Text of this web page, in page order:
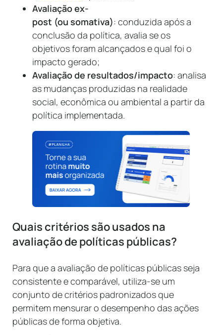
Avaliação ex-
post (ou somativa): conduzida após a
conclusão da política, avalia se os
objetivos foram alcançados e qual foi o
impacto gerado;
Avaliação de resultados/impacto: analisa
as mudanças produzidas na realidade
social, econômica ou ambiental a partir da
política implementada.
Quais critérios são usados na
avaliação de políticas públicas?
Para que a avaliação de políticas públicas seja
consistente e comparável, utiliza-se um
conjunto de critérios padronizados que
permitem mensurar o desempenho das ações
públicas de forma objetiva.